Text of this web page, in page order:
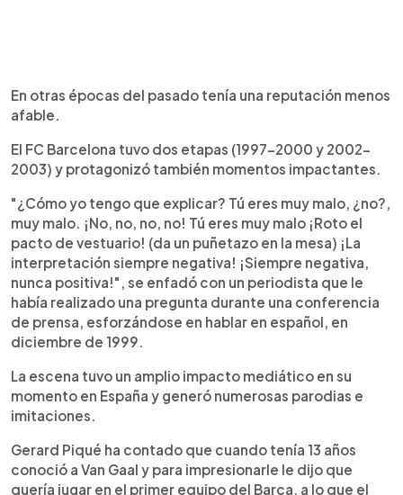
En otras épocas del pasado tenía una reputación menos
afable.
El FC Barcelona tuvo dos etapas (1997-2000 y 2002-
2003) y protagonizó también momentos impactantes.
"¿Cómo yo tengo que explicar? Tú eres muy malo, ¿no?,
muy malo. ¡No, no, no, no! Tú eres muy malo ¡Roto el
pacto de vestuario! (da un puñetazo en la mesa) ¡La
interpretación siempre negativa! ¡Siempre negativa,
nunca positiva!", se enfadó con un periodista que le
había realizado una pregunta durante una conferencia
de prensa, esforzándose en hablar en español, en
diciembre de 1999.
La escena tuvo un amplio impacto mediático en su
momento en España y generó numerosas parodias e
imitaciones.
Gerard Piqué ha contado que cuando tenía 13 años
conoció a Van Gaal y para impresionarle le dijo que
quería jugar en el primer equipo del Barça, a lo que el